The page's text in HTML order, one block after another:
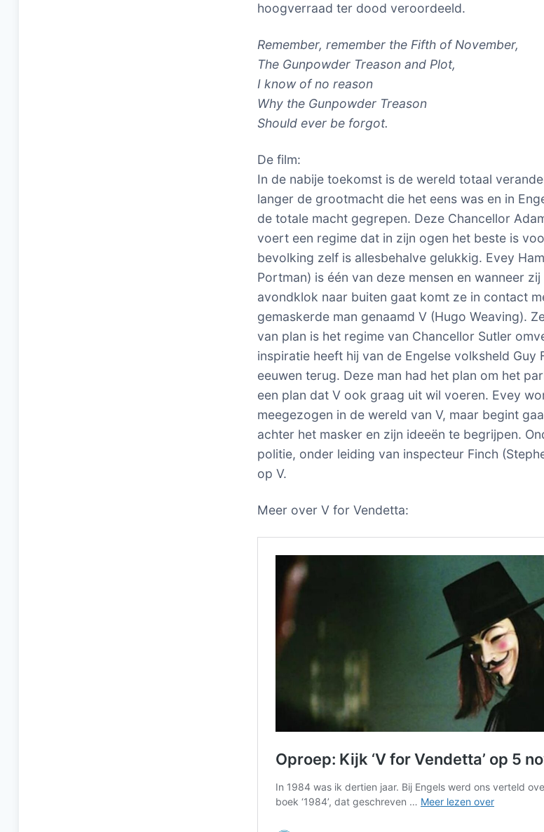
hoogverraad ter dood veroordeeld.
Remember, remember the Fifth of November,
The Gunpowder Treason and Plot,
I know of no reason
Why the Gunpowder Treason
Should ever be forgot.
De film:
In de nabije toekomst is de wereld totaal
langer de grootmacht die het eens was en in
de totale macht gegrepen. Deze Chancellor
voert een regime dat in zijn ogen het beste is
bevolking zelf is allesbehalve gelukkig. Evey
Portman) is één van deze mensen en wanneer
avondklok naar buiten gaat komt ze in contact
gemaskerde man genaamd V (Hugo Weaving).
van plan is het regime van Chancellor Sutler
inspiratie heeft hij van de Engelse volksheld Guy
eeuwen terug. Deze man had het plan om het
een plan dat V ook graag uit wil voeren. Evey
meegezogen in de wereld van V, maar begint
achter het masker en zijn ideeën te begrijpen.
politie, onder leiding van inspecteur Finch
op V.
Meer over V for Vendetta: